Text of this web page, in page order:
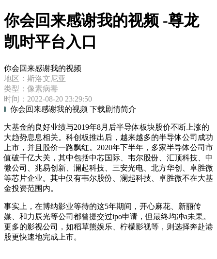
你会回来感谢我的视频 -尊龙
凯时平台入口
你会回来感谢我的视频
地区：斯洛文尼亚
类型：像素病毒
时间：2022-08-20 23:29:50
你会回来感谢我的视频 下载剧情简介
大基金的良好业绩与2019年8月后半导体板块股价不断上涨的
大趋势息息相关。科创板推出后，越来越多的半导体公司成功
上市，并且股价一路飘红。2020年下半年，多家半导体公司市
值破千亿大关，其中包括中芯国际、韦尔股份、汇顶科技、中
微公司、兆易创新、澜起科技、三安光电、北方华创、卓胜微
等芯片企业。其中仅有韦尔股份、澜起科技、卓胜微不在大基
金投资范围内。
事实上，在博纳影业等待的这5年期间，开心麻花、新丽传
媒、和力辰光等公司都曾提交过ipo申请，但最终均冲a未果。
更多的影视公司，如稻草熊娱乐、柠檬影视等，则选择奔赴港
股更快速地完成上市。